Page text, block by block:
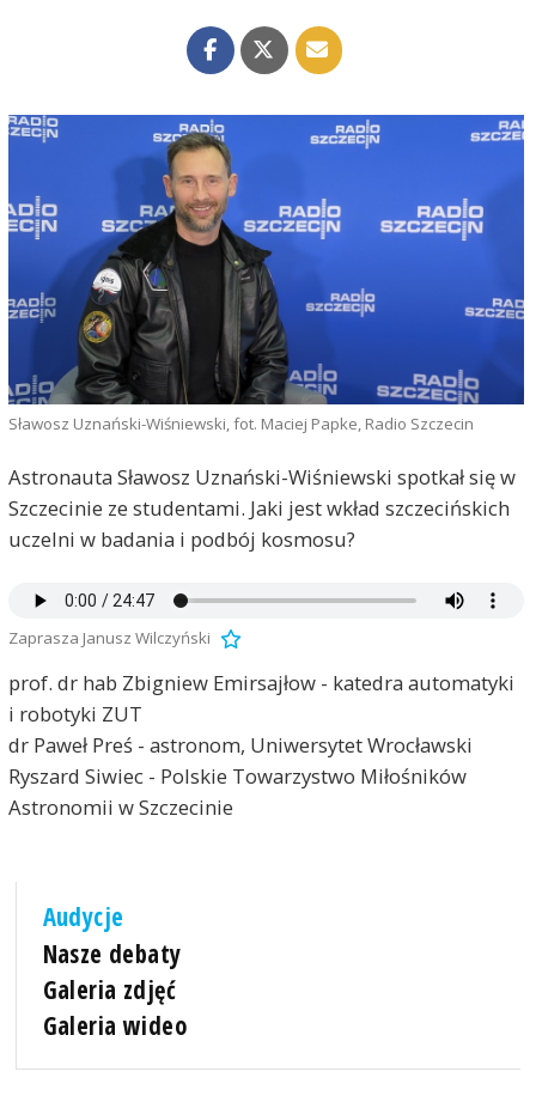
Sławosz Uznański-Wiśniewski, fot. Maciej Papke, Radio Szczecin
Astronauta Sławosz Uznański-Wiśniewski spotkał się w
Szczecinie ze studentami. Jaki jest wkład szczecińskich
uczelni w badania i podbój kosmosu?
Zaprasza Janusz Wilczyński
prof. dr hab Zbigniew Emirsajłow - katedra automatyki
i robotyki ZUT
dr Paweł Preś - astronom, Uniwersytet Wrocławski
Ryszard Siwiec - Polskie Towarzystwo Miłośników
Astronomii w Szczecinie
Audycje
Nasze debaty
Galeria zdjęć
Galeria wideo